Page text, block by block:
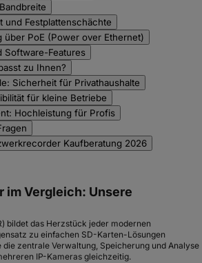
und Festplattenschächte
über PoE (Power over Ethernet)
Software-Features
zu Ihnen?
Sicherheit für Privathaushalte
für kleine Betriebe
Hochleistung für Profis
Kaufberatung 2026
im Vergleich: Unsere
bildet das Herzstück jeder modernen
zu einfachen SD-Karten-Lösungen
zentrale Verwaltung, Speicherung und Analyse
IP-Kameras gleichzeitig.